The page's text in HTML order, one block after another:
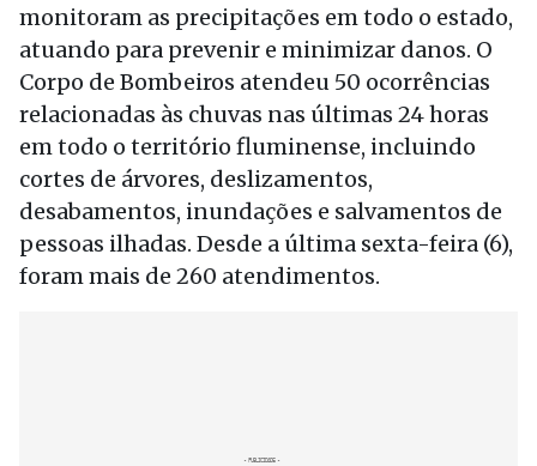
monitoram as precipitações em todo o estado,
atuando para prevenir e minimizar danos. O
Corpo de Bombeiros atendeu 50 ocorrências
relacionadas às chuvas nas últimas 24 horas
em todo o território fluminense, incluindo
cortes de árvores, deslizamentos,
desabamentos, inundações e salvamentos de
pessoas ilhadas. Desde a última sexta-feira (6),
foram mais de 260 atendimentos.